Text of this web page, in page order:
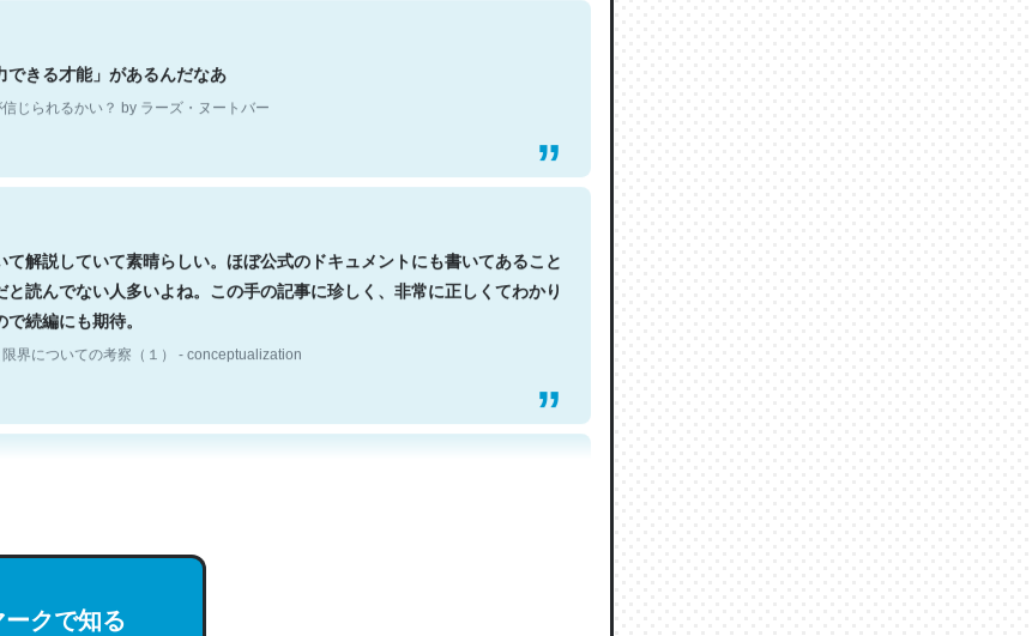
できる才能」があるんだなあ
じられるかい？ by ラーズ・ヌートバー
て解説していて素晴らしい。ほぼ公式のドキュメントにも書いてあること
と読んでない人多いよね。この手の記事に珍しく、非常に正しくてわかり
で続編にも期待。
界についての考察（１） - conceptualization
クで知る